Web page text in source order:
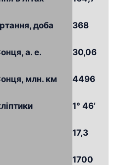
доба 368
а. е. 30,06
млн. км 4496
1° 46’
17,3
1700